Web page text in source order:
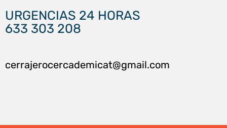
URGENCIAS 24 HORAS
633 303 208
cerrajerocercademicat@gmail.com